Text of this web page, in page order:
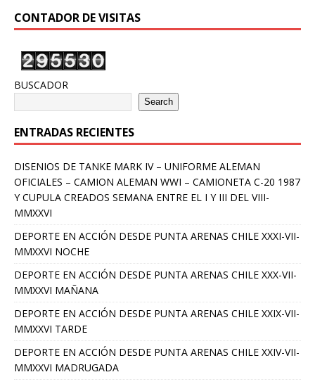
CONTADOR DE VISITAS
BUSCADOR
Search
ENTRADAS RECIENTES
DISENIOS DE TANKE MARK IV – UNIFORME ALEMAN
OFICIALES – CAMION ALEMAN WWI – CAMIONETA C-20 1987
Y CUPULA CREADOS SEMANA ENTRE EL I Y III DEL VIII-
MMXXVI
DEPORTE EN ACCIÓN DESDE PUNTA ARENAS CHILE XXXI-VII-
MMXXVI NOCHE
DEPORTE EN ACCIÓN DESDE PUNTA ARENAS CHILE XXX-VII-
MMXXVI MAÑANA
DEPORTE EN ACCIÓN DESDE PUNTA ARENAS CHILE XXIX-VII-
MMXXVI TARDE
DEPORTE EN ACCIÓN DESDE PUNTA ARENAS CHILE XXIV-VII-
MMXXVI MADRUGADA